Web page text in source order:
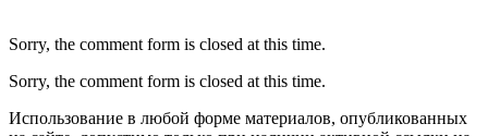
Sorry, the comment form is closed at this time.
Sorry, the comment form is closed at this time.
Использование в любой форме материалов, опубликованных